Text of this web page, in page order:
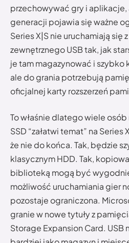
przechowywać gry i aplikacje,
generacji pojawia się ważne
Series X|S nie uruchamiają się
zewnętrznego USB tak, jak
je tam magazynować i
ale do grania potrzebują
oficjalnej karty rozszerzeń
To właśnie dlatego wiele
SSD “załatwi temat” na
że nie do końca. Tak, będzie
klasycznym HDD. Tak,
biblioteką mogą być
możliwość uruchamiania gier
pozostaje ograniczona.
granie w nowe tytuły z
Storage Expansion Card. USB